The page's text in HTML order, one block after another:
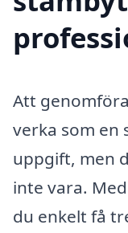
Att
verka som en
uppgift, men
inte vara.
du enkelt få